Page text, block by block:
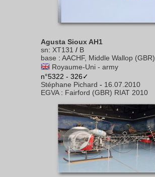
Agusta Sioux AH1
sn: XT131 / B
base : AACHF, Middle Wallop (GBR)
Royaume-Uni - army
n°5322 - 326✓
Stéphane Pichard - 16.07.2010
EGVA: Fairford (GBR) RIAT 2010